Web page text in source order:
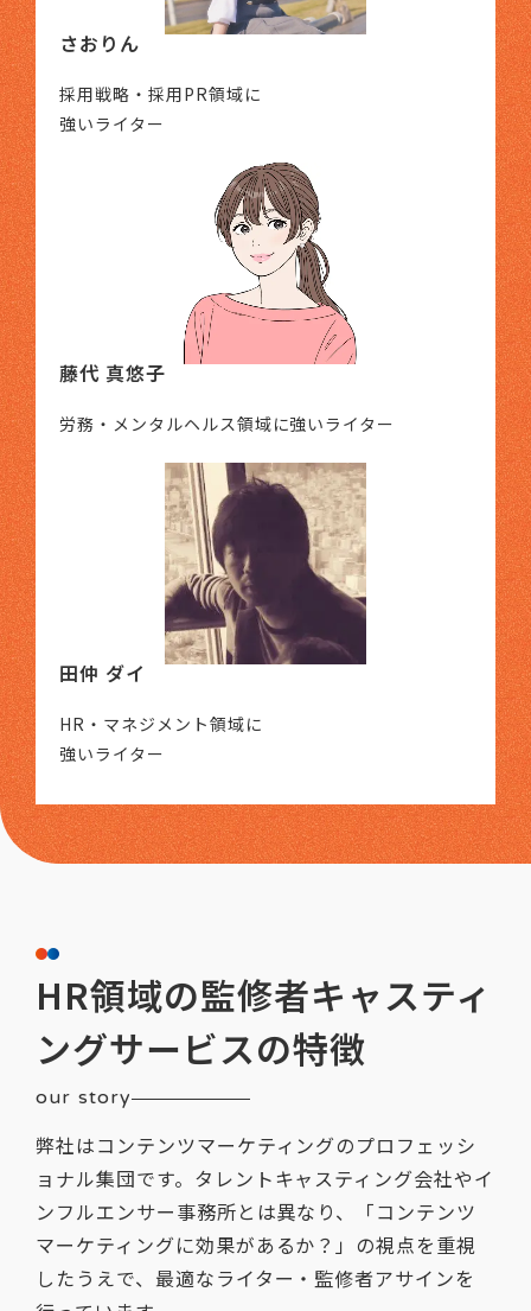
さおりん
採用戦略・採用PR領域に
強いライター
藤代 真悠子
労務・メンタルヘルス領域に強いライター
田仲 ダイ
HR・マネジメント領域に
強いライター
HR領域の監修者キャスティ
ングサービスの特徴
our story
弊社はコンテンツマーケティングのプロフェッシ
ョナル集団です。タレントキャスティング会社やイ
ンフルエンサー事務所とは異なり、「コンテンツ
マーケティングに効果があるか？」の視点を重視
したうえで、最適なライター・監修者アサインを